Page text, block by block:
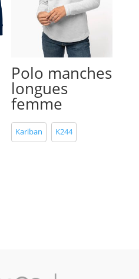
Polo manches
longues
femme
Kariban K244